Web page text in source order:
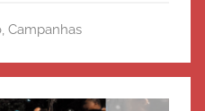
t
d
e
, Campanhas